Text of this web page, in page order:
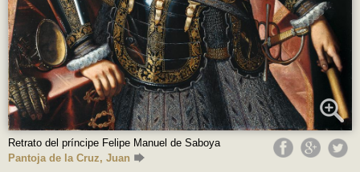
Retrato del príncipe Felipe Manuel de Saboya
Pantoja de la Cruz, Juan